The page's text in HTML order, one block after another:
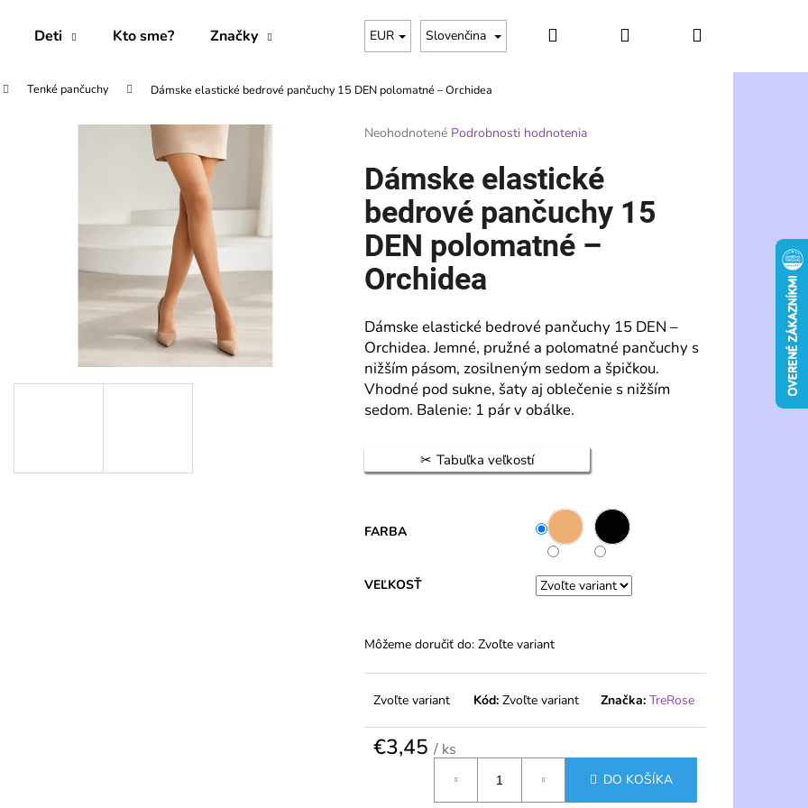
Deti Kto sme? Značky EUR Slovenčina Hľadať PrihlásenieNákupný
Tenké pančuchy Dámske elastické bedrové pančuchy 15 DEN polomatné – Orchidea
Priemerné
produktu
je
0,0
5
hviezdičiek.
Neohodnotené Podrobnosti hodnotenia
Dámske elastické
bedrové pančuchy 15
DEN polomatné –
Orchidea
Dámske elastické bedrové pančuchy 15 DEN –
Orchidea. Jemné, pružné a polomatné pančuchy s
nižším pásom, zosilneným sedom a špičkou.
Vhodné pod sukne, šaty aj oblečenie s nižším
sedom. Balenie: 1 pár v obálke.
Tabuľka veľkostí
FARBA
VEĽKOSŤ
Môžeme doručiť do: Zvoľte variant
Zvoľte variant Kód: Zvoľte variant Značka: TreRose
€3,45 / ks
DO KOŠÍKA
Čo potrebujete nájsť?
HĽADAŤ
Odporúčame
Nasledujúce
DÁMSKE BAVLNENÉ NOHAVIČKY S